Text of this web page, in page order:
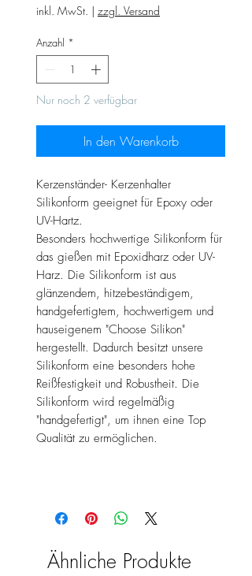
inkl. MwSt. | zzgl. Versand
Anzahl *
Nur noch 2 verfügbar
In den Warenkorb
Kerzenständer- Kerzenhalter
Silikonform geeignet für Epoxy oder
UV-Hartz.
Besonders hochwertige Silikonform für
das gießen mit Epoxidharz oder UV-
Harz. Die Silikonform ist aus
glänzendem, hitzebeständigem,
handgefertigtem, hochwertigem und
hauseigenem "Choose Silikon"
hergestellt. Dadurch besitzt unsere
Silikonform eine besonders hohe
Reißfestigkeit und Robustheit. Die
Silikonform wird regelmäßig
"handgefertigt", um ihnen eine Top
Qualität zu ermöglichen.
Ähnliche Produkte